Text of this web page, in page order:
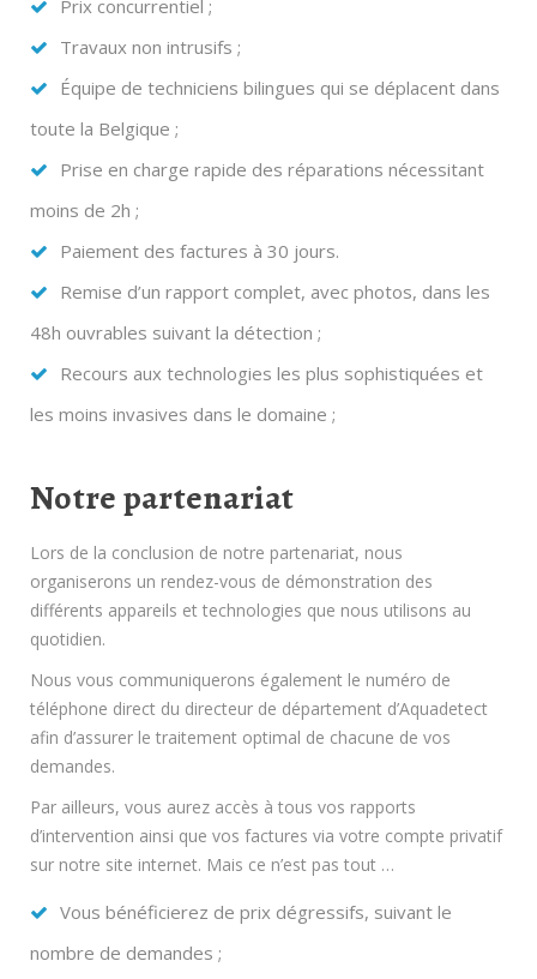
Prix concurrentiel ;
Travaux non intrusifs ;
Équipe de techniciens bilingues qui se déplacent dans
toute la Belgique ;
Prise en charge rapide des réparations nécessitant
moins de 2h ;
Paiement des factures à 30 jours.
Remise d’un rapport complet, avec photos, dans les
48h ouvrables suivant la détection ;
Recours aux technologies les plus sophistiquées et
les moins invasives dans le domaine ;
Notre partenariat
Lors de la conclusion de notre partenariat, nous
organiserons un rendez-vous de démonstration des
différents appareils et technologies que nous utilisons au
quotidien.
Nous vous communiquerons également le numéro de
téléphone direct du directeur de département d’Aquadetect
afin d’assurer le traitement optimal de chacune de vos
demandes.
Par ailleurs, vous aurez accès à tous vos rapports
d’intervention ainsi que vos factures via votre compte privatif
sur notre site internet. Mais ce n’est pas tout …
Vous bénéficierez de prix dégressifs, suivant le
nombre de demandes ;